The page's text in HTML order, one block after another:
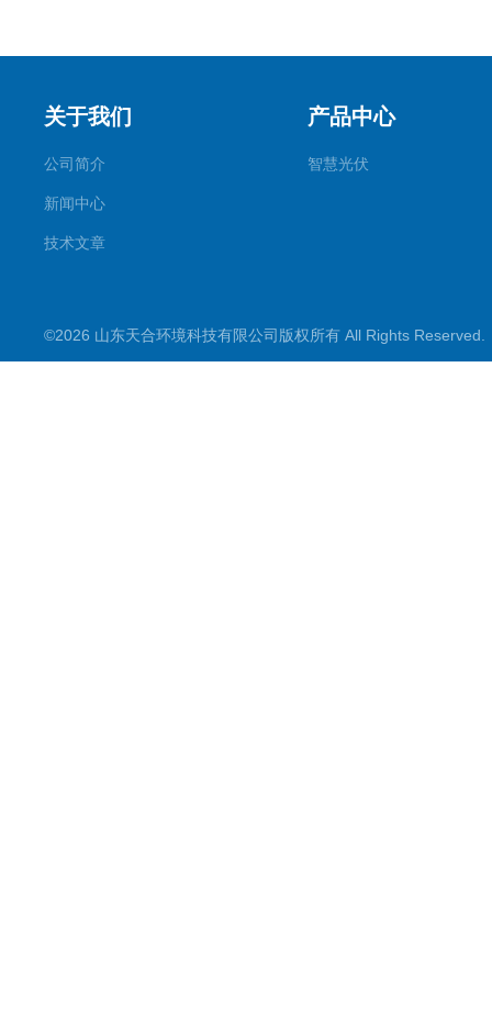
关于我们
公司简介
新闻中心
技术文章
产品中心
智慧光伏
©2026 山东天合环境科技有限公司版权所有 All Rights